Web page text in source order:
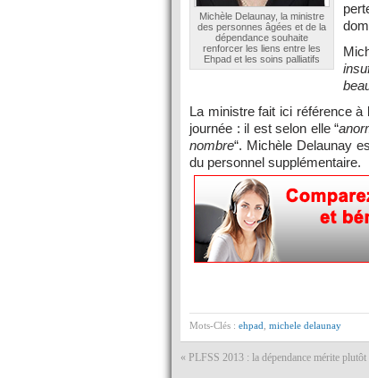
Michèle Delaunay, la ministre
des personnes âgées et de la
dépendance souhaite
renforcer les liens entre les
Ehpad et les soins palliatifs
La ministre fait ici référence à
journée : il est selon elle “
nombre“. Michèle Delaunay
du personnel supplémentaire.
Mots-Clés : ehpad michele delaunay
« PLFSS 2013 : la dépendance mérite